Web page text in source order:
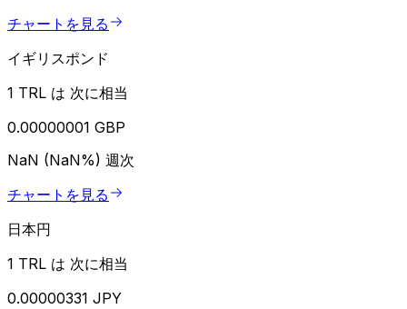
チャートを見る
イギリスポンド
1 TRL は 次に相当
0.00000001 GBP
NaN (NaN%) 週次
チャートを見る
日本円
1 TRL は 次に相当
0.00000331 JPY